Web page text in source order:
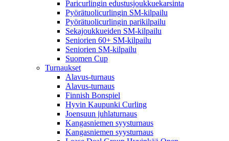
Paricurlingin edustusjoukkuekarsinta
Pyörätuolicurlingin SM-kilpailu
Pyörätuolicurlingin parikilpailu
Sekajoukkueiden SM-kilpailu
Seniorien 60+ SM-kilpailu
Seniorien SM-kilpailu
Suomen Cup
Turnaukset
Alavus-turnaus
Alavus-turnaus
Finnish Bonspiel
Hyvin Kaupunki Curling
Joensuun juhlaturnaus
Kangasniemen syysturnaus
Kangasniemen syysturnaus